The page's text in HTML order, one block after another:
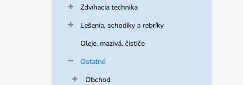
Zdvíhacia technika
Lešenia, schodíky a rebríky
Oleje, mazivá, čističe
Ostatné
Obchod